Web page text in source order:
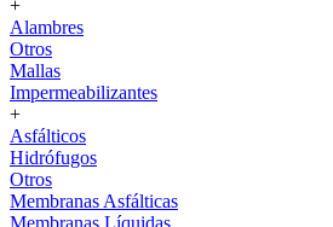
+
Alambres
Otros
Mallas
Impermeabilizantes
+
Asfálticos
Hidrófugos
Otros
Membranas Asfálticas
Membranas Líquidas